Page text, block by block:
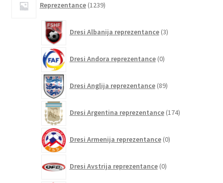
Reprezentance 1239izdelkov
Dresi Albanija reprezentance 3izdelki
Dresi Andora reprezentance 0izdelkov
Dresi Anglija reprezentance 89izdelkov
Dresi Argentina reprezentance 174izdelkov
Dresi Armenija reprezentance 0izdelkov
Dresi Avstrija reprezentance 0izdelkov